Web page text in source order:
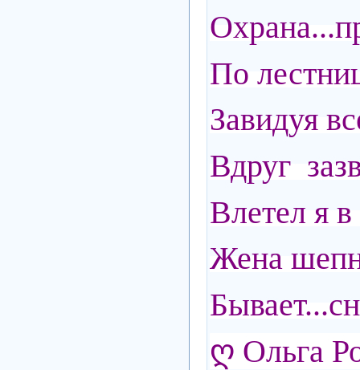
По
Завидуя
Вдруг
Влетел я
Жена
ღ Ольга